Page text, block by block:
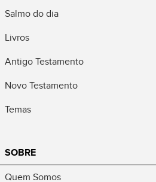
Salmo do dia
Livros
Antigo Testamento
Novo Testamento
Temas
SOBRE
Quem Somos